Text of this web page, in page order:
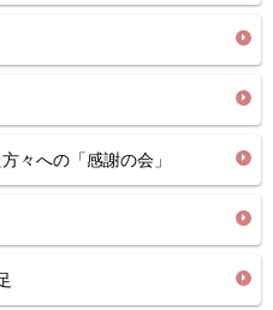
々への「感謝の会」